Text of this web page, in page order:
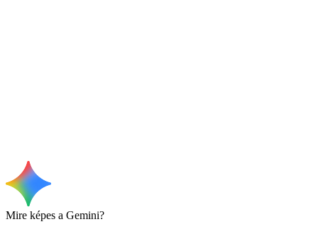
Mire képes a Gemini?